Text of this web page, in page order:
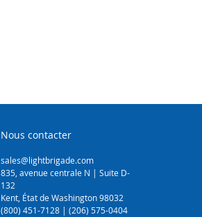
Nous contacter
sales@lightbrigade.com
835, avenue centrale N | Suite D-
132
Kent, État de Washington 98032
(800) 451-7128 | (206) 575-0404